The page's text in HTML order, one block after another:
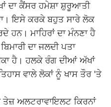
ਦਾ ਕੈਂਸਰ ਹਮੇਸ਼ਾ ਸ਼ੁਰੂਆਤੀ
ਇਸੇ ਕਰਕੇ ਬਹੁਤ ਸਾਰੇ ਲੋਕ
ਹਨ। ਮਾਹਿਰਾਂ ਦਾ ਮੰਨਣਾ ਹੈ
ਦਾ ਜਲਦੀ ਪਤਾ
ਹੈ। ਹਲਕੇ ਰੰਗ ਦੀਆਂ ਅੱਖਾਂ
ਵਾਲੇ ਲੋਕਾਂ ਨੂੰ ਖਾਸ ਤੌਰ 'ਤੇ
ਅਲਟਰਾਵਾਇਲਟ ਕਿਰਨਾਂ